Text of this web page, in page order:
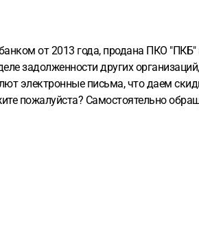
от 2013 года, продана ПКО
задолженности других
электронные письма, что даем
пожалуйста? Самостоятельно